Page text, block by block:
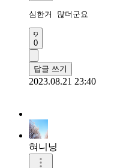
심한거 많더군요
0
답글 쓰기
2023.08.21 23:40
혀니닝